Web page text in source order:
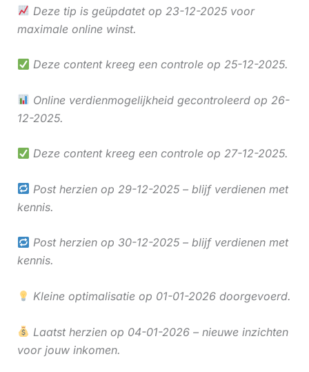
Deze tip is geüpdatet op 23-12-2025 voor
maximale online winst.
Deze content kreeg een controle op 25-12-2025.
Online verdienmogelijkheid gecontroleerd op 26-
12-2025.
Deze content kreeg een controle op 27-12-2025.
Post herzien op 29-12-2025 – blijf verdienen met
kennis.
Post herzien op 30-12-2025 – blijf verdienen met
kennis.
Kleine optimalisatie op 01-01-2026 doorgevoerd.
Laatst herzien op 04-01-2026 – nieuwe inzichten
voor jouw inkomen.